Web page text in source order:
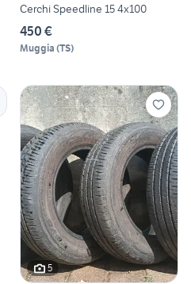
Cerchi Speedline 15 4x100
450 €
Muggia (TS)
5